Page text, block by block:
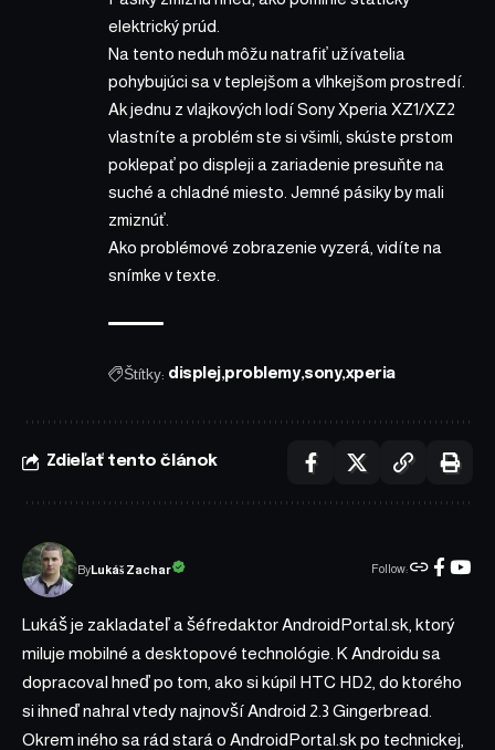
elektrický prúd.
Na tento neduh môžu natrafiť užívatelia
pohybujúci sa v teplejšom a vlhkejšom prostredí.
Ak jednu z vlajkových lodí Sony Xperia XZ1/XZ2
vlastníte a problém ste si všimli, skúste prstom
poklepať po displeji a zariadenie presuňte na
suché a chladné miesto. Jemné pásiky by mali
zmiznúť.
Ako problémové zobrazenie vyzerá, vidíte na
snímke v texte.
Štítky: displej problemy sony xperia
Zdieľať tento článok
ByLukáš Zachar Follow:
Lukáš je zakladateľ a šéfredaktor AndroidPortal.sk, ktorý
miluje mobilné a desktopové technológie. K Androidu sa
dopracoval hneď po tom, ako si kúpil HTC HD2, do ktorého
si ihneď nahral vtedy najnovší Android 2.3 Gingerbread.
Okrem iného sa rád stará o AndroidPortal.sk po technickej,